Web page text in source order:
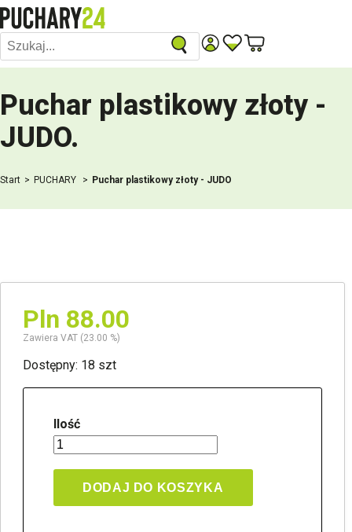
Puchar plastikowy złoty -
JUDO.
Start PUCHARY Puchar plastikowy złoty - JUDO
Pln 88.00
Zawiera VAT (23.00 %)
Dostępny: 18 szt
Ilość
DODAJ DO KOSZYKA